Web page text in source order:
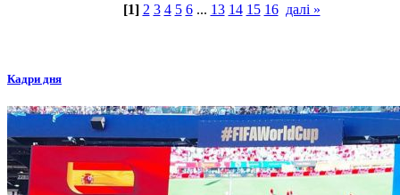
[1] 2 3 4 5 6... 13 14 15 16 далі »
Кадри дня